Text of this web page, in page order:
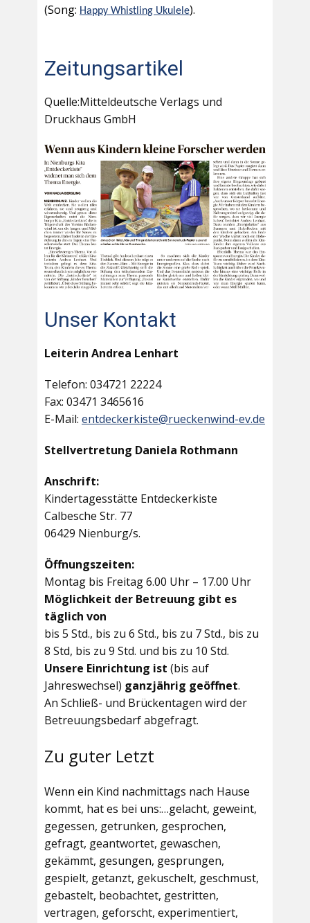
(Song: Happy Whistling Ukulele).
Zeitungsartikel
Quelle:Mitteldeutsche Verlags und
Druckhaus GmbH
Unser Kontakt
Leiterin Andrea Lenhart
Telefon: 034721 22224
Fax: 03471 3465616
E-Mail: entdeckerkiste@rueckenwind-ev.de
Stellvertretung Daniela Rothmann
Anschrift:
Kindertagesstätte Entdeckerkiste
Calbesche Str. 77
06429 Nienburg/s.
Öffnungszeiten:
Montag bis Freitag 6.00 Uhr – 17.00 Uhr
Möglichkeit der Betreuung gibt es
täglich von
bis 5 Std., bis zu 6 Std., bis zu 7 Std., bis zu
8 Std, bis zu 9 Std. und bis zu 10 Std.
Unsere Einrichtung ist (bis auf
Jahreswechsel) ganzjährig geöffnet.
An Schließ- und Brückentagen wird der
Betreuungsbedarf abgefragt.
Zu guter Letzt
Wenn ein Kind nachmittags nach Hause
kommt, hat es bei uns:…gelacht, geweint,
gegessen, getrunken, gesprochen,
gefragt, geantwortet, gewaschen,
gekämmt, gesungen, gesprungen,
gespielt, getanzt, gekuschelt, geschmust,
gebastelt, beobachtet, gestritten,
vertragen, geforscht, experimentiert,